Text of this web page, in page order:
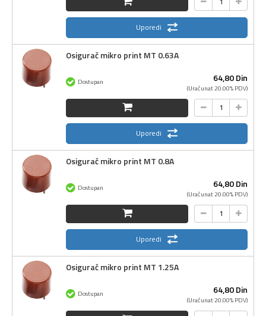
Uporedi
Osigurač mikro print MT 0.63A
64,80Din
(Uračunat 20.00% PDV)
Dostupan
Uporedi
Osigurač mikro print MT 0.8A
64,80Din
(Uračunat 20.00% PDV)
Dostupan
Uporedi
Osigurač mikro print MT 1.25A
64,80Din
(Uračunat 20.00% PDV)
Dostupan